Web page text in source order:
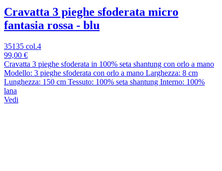
Cravatta 3 pieghe sfoderata micro
fantasia rossa - blu
35135 col.4
99,00 €
Cravatta 3 pieghe sfoderata in 100% seta shantung con orlo a mano
Modello: 3 pieghe sfoderata con orlo a mano Larghezza: 8 cm
Lunghezza: 150 cm Tessuto: 100% seta shantung Interno: 100%
lana
Vedi